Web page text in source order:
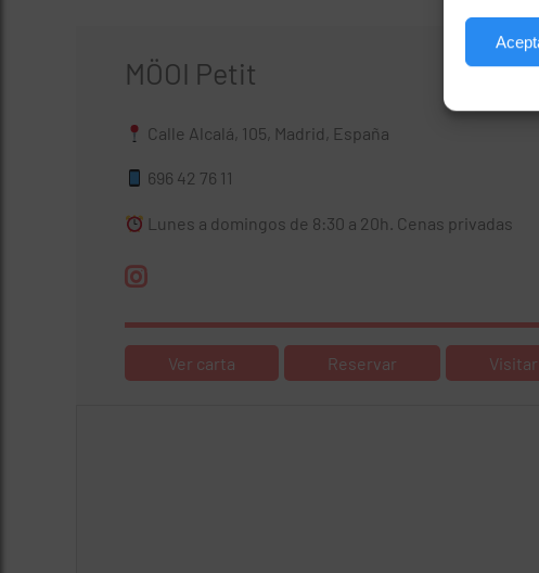
MÖOI Petit
Calle Alcalá, 105, Madrid, España
696 42 76 11
Lunes a domingos de 8:30 a 20h. Cenas privadas
Ver carta Reservar